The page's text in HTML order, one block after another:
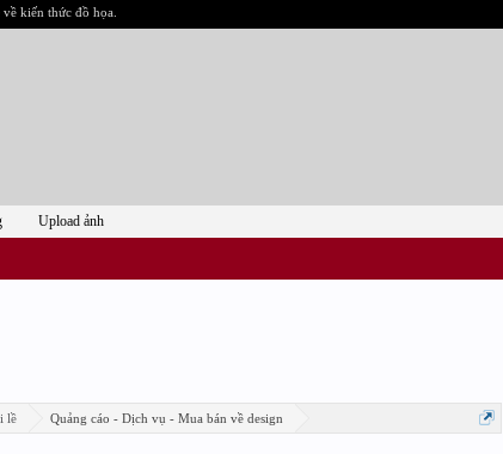
kiến thức đồ họa.
lề Quảng cáo - Dịch vụ - Mua bán về design
Upload ảnh